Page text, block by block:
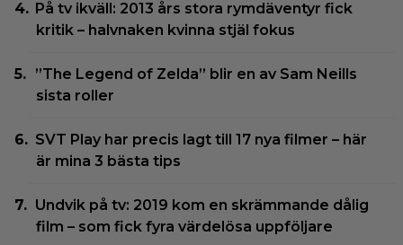
På tv ikväll: 2013 års stora rymdäventyr fick
kritik – halvnaken kvinna stjäl fokus
”The Legend of Zelda” blir en av Sam Neills
sista roller
SVT Play har precis lagt till 17 nya filmer – här
är mina 3 bästa tips
Undvik på tv: 2019 kom en skrämmande dålig
film – som fick fyra värdelösa uppföljare